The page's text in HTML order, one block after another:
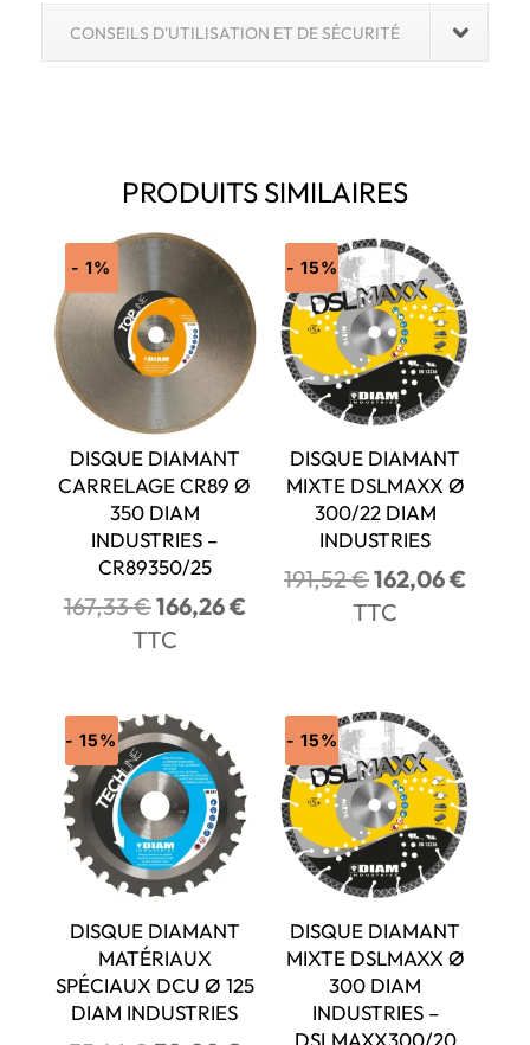
CONSEILS D'UTILISATION ET DE SÉCURITÉ
PRODUITS SIMILAIRES
- 1%
DISQUE DIAMANT
CARRELAGE CR89 Ø
350 DIAM
INDUSTRIES –
CR89350/25
167,33€Le
prix
167,33 €.
166,26€Le
166,26 €.
TTC
- 15%
DISQUE DIAMANT
MIXTE DSLMAXX Ø
300/22 DIAM
INDUSTRIES
191,52€Le
prix
162,06€Le
TTC
- 15%
DISQUE DIAMANT
MATÉRIAUX
SPÉCIAUX DCU Ø 125
DIAM INDUSTRIES
- 15%
DISQUE DIAMANT
MIXTE DSLMAXX Ø
300 DIAM
INDUSTRIES –
DSLMAXX300/20